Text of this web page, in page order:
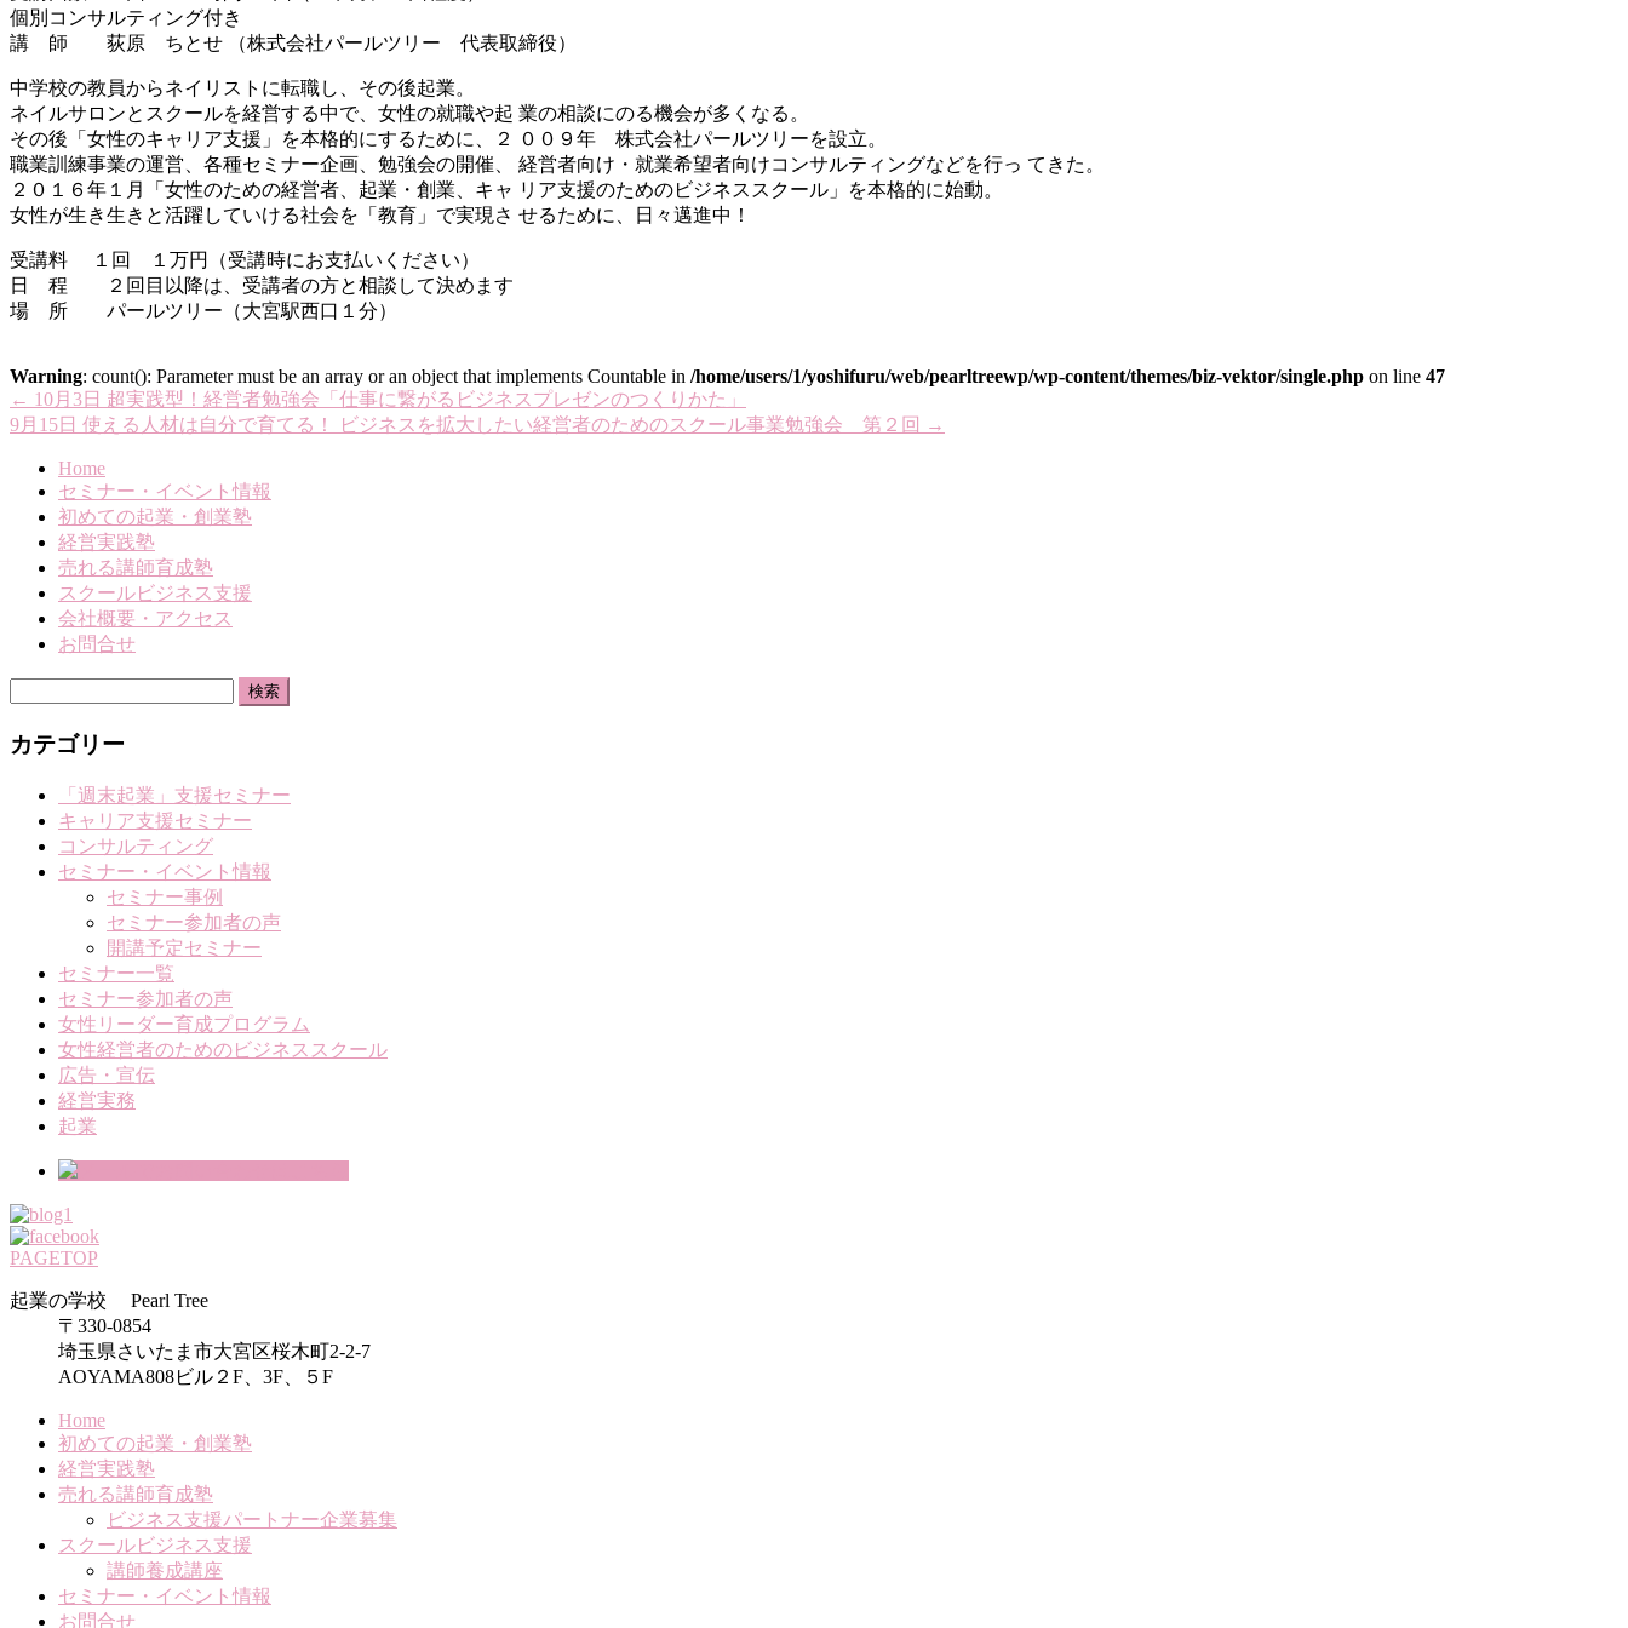
個別コンサルティング付き
講 師 荻原 ちとせ （株式会社パールツリー 代表取締役）
中学校の教員からネイリストに転職し、その後起業。
ネイルサロンとスクールを経営する中で、女性の就職や起 業の相談にのる機会が多くなる。
その後「女性のキャリア支援」を本格的にするために、２ ００９年 株式会社パールツリーを設立。
職業訓練事業の運営、各種セミナー企画、勉強会の開催、 経営者向け・就業希望者向けコンサルティングなどを行っ てきた。
２０１６年１月「女性のための経営者、起業・創業、キャ リア支援のためのビジネススクール」を本格的に始動。
女性が生き生きと活躍していける社会を「教育」で実現さ せるために、日々邁進中！
受講料 １回 １万円（受講時にお支払いください）
日 程 ２回目以降は、受講者の方と相談して決めます
場 所 パールツリー（大宮駅西口１分）
Warning: count(): Parameter must be an array or an object that implements Countable in /home/users/1/yoshifuru/web/pearltreewp/wp-content/themes/biz-vektor/single.php on line 47
← 10月3日 超実践型！経営者勉強会「仕事に繋がるビジネスプレゼンのつくりかた」
9月15日 使える人材は自分で育てる！ ビジネスを拡大したい経営者のためのスクール事業勉強会 第２回 →
Home
セミナー・イベント情報
初めての起業・創業塾
経営実践塾
売れる講師育成塾
スクールビジネス支援
会社概要・アクセス
お問合せ
カテゴリー
「週末起業」支援セミナー
キャリア支援セミナー
コンサルティング
セミナー・イベント情報
セミナー事例
セミナー参加者の声
開講予定セミナー
セミナー一覧
セミナー参加者の声
女性リーダー育成プログラム
女性経営者のためのビジネススクール
広告・宣伝
経営実務
起業
PAGETOP
起業の学校 Pearl Tree
〒330-0854
埼玉県さいたま市大宮区桜木町2-2-7
AOYAMA808ビル２F、3F、５F
Home
初めての起業・創業塾
経営実践塾
売れる講師育成塾
ビジネス支援パートナー企業募集
スクールビジネス支援
講師養成講座
セミナー・イベント情報
お問合せ